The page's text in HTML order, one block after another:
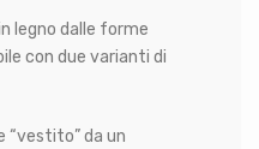
legno dalle forme
con due varianti di
“vestito” da un